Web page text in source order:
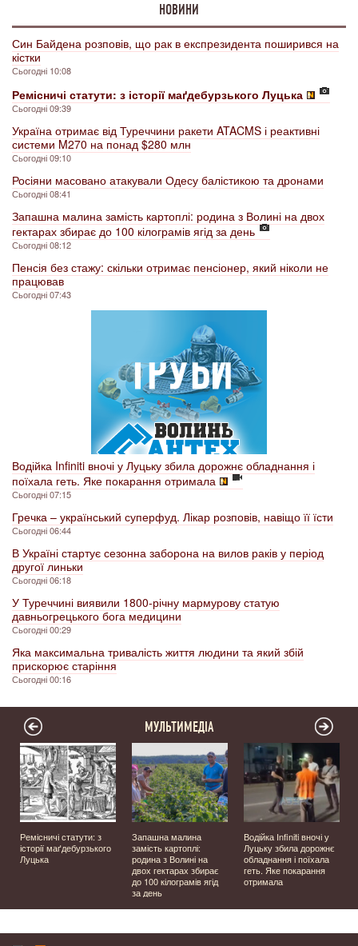
НОВИНИ
Син Байдена розповів, що рак в експрезидента поширився на
кістки
Сьогодні 10:08
Ремісничі статути: з історії маґдебурзького Луцька
Сьогодні 09:39
Україна отримає від Туреччини ракети ATACMS і реактивні
системи M270 на понад $280 млн
Сьогодні 09:10
Росіяни масовано атакували Одесу балістикою та дронами
Сьогодні 08:41
Запашна малина замість картоплі: родина з Волині на двох
гектарах збирає до 100 кілограмів ягід за день
Сьогодні 08:12
Пенсія без стажу: скільки отримає пенсіонер, який ніколи не
працював
Сьогодні 07:43
Водійка Infiniti вночі у Луцьку збила дорожнє обладнання і
поїхала геть. Яке покарання отримала
Сьогодні 07:15
Гречка – український суперфуд. Лікар розповів, навіщо її їсти
Сьогодні 06:44
В Україні стартує сезонна заборона на вилов раків у період
другої линьки
Сьогодні 06:18
У Туреччині виявили 1800-річну мармурову статую
давньогрецького бога медицини
Сьогодні 00:29
Яка максимальна тривалість життя людини та який збій
прискорює старіння
Сьогодні 00:16
МУЛЬТИМЕДІА
Ремісничі статути: з
історії маґдебурзького
Луцька
Запашна малина
замість картоплі:
родина з Волині на
двох гектарах збирає
до 100 кілограмів ягід
за день
Водійка Infiniti вночі у
Луцьку збила дорожнє
обладнання і поїхала
геть. Яке покарання
отримала